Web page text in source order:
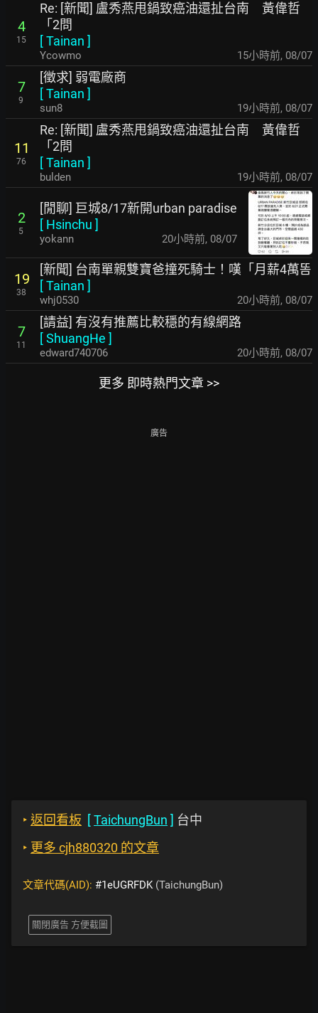
4
15
Re: [新聞] 盧秀燕甩鍋致癌油還扯台南 黃偉哲
「2問
[Tainan ]
Ycowmo 15小時前, 08/07
7
9
[徵求] 弱電廠商
[Tainan ]
sun8 19小時前, 08/07
11
76
Re: [新聞] 盧秀燕甩鍋致癌油還扯台南 黃偉哲
「2問
[Tainan ]
bulden 19小時前, 08/07
2
5
[閒聊] 巨城8/17新開urban paradise
[ Hsinchu ]
yokann 20小時前, 08/07
19
38
[新聞] 台南單親雙寶爸撞死騎士！嘆「月薪4萬똠
[Tainan ]
whj0530 20小時前, 08/07
7
11
[請益] 有沒有推薦比較穩的有線網路
[ShuangHe ]
edward740706 20小時前, 08/07
更多 即時熱門文章 >>
廣告
‣ 返回看板 [TaichungBun ] 台中
‣ 更多 cjh880320 的文章
文章代碼(AID): #1eUGRFDK(TaichungBun)
關閉廣告 方便截圖